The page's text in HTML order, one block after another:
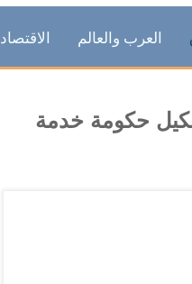
العرب والعالم الاقتصاد
حكومة خدمة